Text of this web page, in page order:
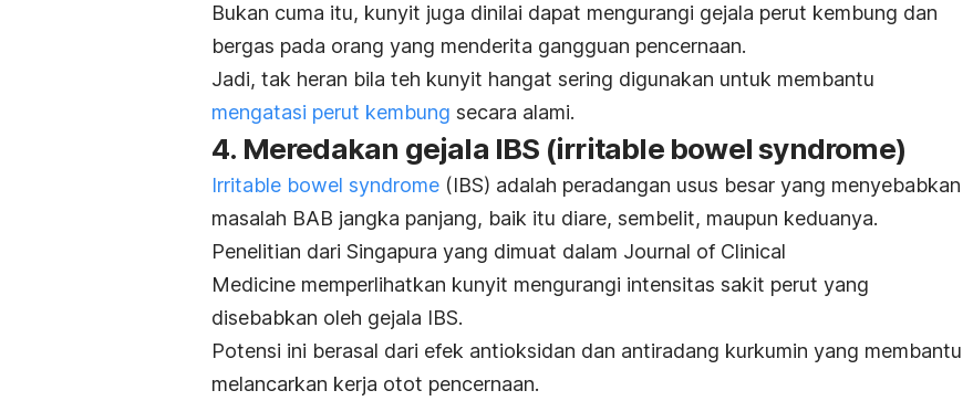
Bukan cuma itu, kunyit juga dinilai dapat mengurangi gejala perut kembung dan
bergas pada orang yang menderita gangguan pencernaan.
Jadi, tak heran bila teh kunyit hangat sering digunakan untuk membantu
mengatasi perut kembung secara alami.
4. Meredakan gejala IBS (irritable bowel syndrome)
Irritable bowel syndrome (IBS) adalah peradangan usus besar yang menyebabkan
masalah BAB jangka panjang, baik itu diare, sembelit, maupun keduanya.
Penelitian dari Singapura yang dimuat dalam Journal of Clinical
Medicine memperlihatkan kunyit mengurangi intensitas sakit perut yang
disebabkan oleh gejala IBS.
Potensi ini berasal dari efek antioksidan dan antiradang kurkumin yang membantu
melancarkan kerja otot pencernaan.